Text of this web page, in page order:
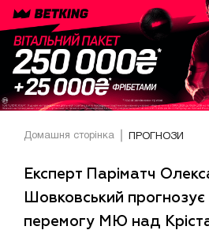
Домашня сторінка ПРОГНОЗИ
Експерт Паріматч
Шовковський прогнозує
перемогу МЮ над